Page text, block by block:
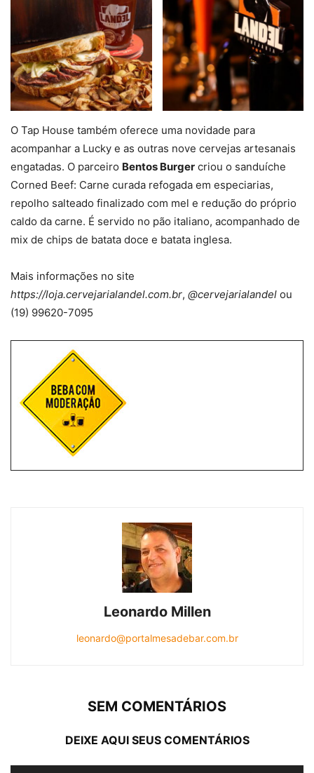
O Tap House também oferece uma novidade para
acompanhar a Lucky e as outras nove cervejas artesanais
engatadas. O parceiro Bentos Burger criou o sanduíche
Corned Beef: Carne curada refogada em especiarias,
repolho salteado finalizado com mel e redução do próprio
caldo da carne. É servido no pão italiano, acompanhado de
mix de chips de batata doce e batata inglesa.
Mais informações no site
https://loja.cervejarialandel.com.br, @cervejarialandel ou
(19) 99620-7095
Leonardo Millen
leonardo@portalmesadebar.com.br
SEM COMENTÁRIOS
DEIXE AQUI SEUS COMENTÁRIOS